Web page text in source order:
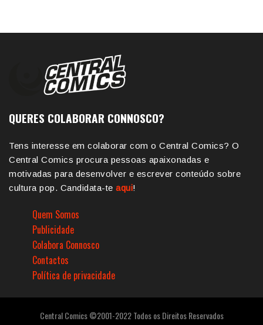
QUERES COLABORAR CONNOSCO?
Tens interesse em colaborar com o Central Comics? O
Central Comics procura pessoas apaixonadas e
motivadas para desenvolver e escrever conteúdo sobre
cultura pop. Candidata-te aqui!
Quem Somos
Publicidade
Colabora Connosco
Contactos
Política de privacidade
Central Comics ©2001-2022 Todos os Direitos Reservados